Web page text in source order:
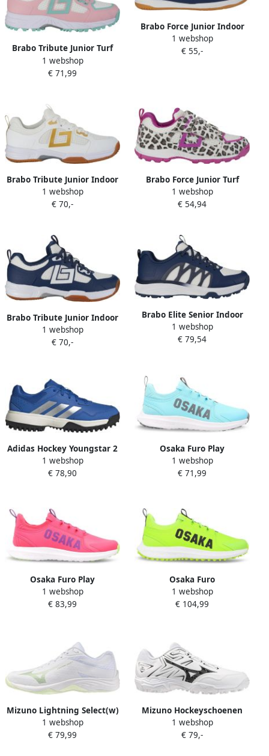
Brabo Tribute Junior Turf
Hockeyschoenen Light Pink
Aqua met Slides
1 webshop
€ 71,99
Brabo Force Junior Indoor
Hockeyschoenen Navy
White
1 webshop
€ 55,-
Brabo Tribute Junior Indoor
Hockeyschoenen White
Gold
1 webshop
€ 70,-
Brabo Force Junior Turf
Hockeyschoenen Leopard
Pink
1 webshop
€ 54,94
Brabo Tribute Junior Indoor
Hockeyschoenen Navy
White
1 webshop
€ 70,-
Brabo Elite Senior Indoor
Hockeyschoenen Navy
White
1 webshop
€ 79,54
Adidas Hockey Youngstar 2
26 27 Hockey
Hockeyschoenen Veld
1 webshop
€ 78,90
Osaka Furo Play
Hockeyschoenen
1 webshop
€ 71,99
Osaka Furo Play
Hockeyschoenen
1 webshop
€ 83,99
Osaka Furo
Hockeyschoenen
1 webshop
€ 104,99
Mizuno Lightning Select(w)
Hockey Hockeyschoenen
Zaal
1 webshop
€ 79,99
Mizuno Hockeyschoenen
model Wave Lynx JR Wit
Zwart
1 webshop
€ 79,-